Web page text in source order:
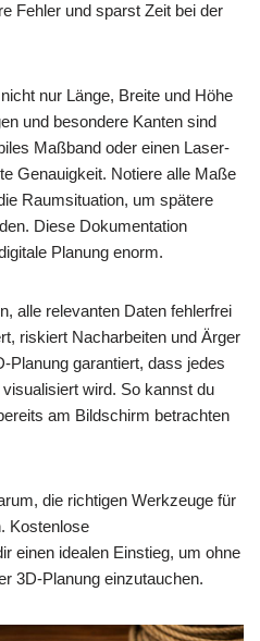
Fehler und sparst Zeit bei der
nur Länge, Breite und Höhe
und besondere Kanten sind
Maßband oder einen Laser-
Genauigkeit. Notiere alle Maße
Raumsituation, um spätere
Diese Dokumentation
Planung enorm.
alle relevanten Daten fehlerfrei
riskiert Nacharbeiten und Ärger
Planung garantiert, dass jedes
wird. So kannst du
am Bildschirm betrachten
die richtigen Werkzeuge für
Kostenlose
einen idealen Einstieg, um ohne
3D-Planung einzutauchen.